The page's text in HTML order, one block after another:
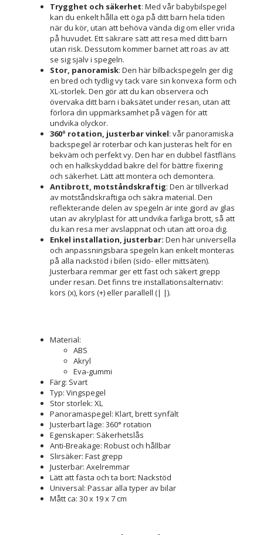
Trygghet och säkerhet: Med vår babybilspegel
kan du enkelt hålla ett öga på ditt barn hela tiden
när du kör, utan att behöva vända dig om eller vrida
på huvudet. Ett säkrare sätt att resa med ditt barn
utan risk. Dessutom kommer barnet att roas av att
se sig själv i spegeln.
Stor, panoramisk: Den här bilbackspegeln ger dig
en bred och tydlig vy tack vare sin konvexa form och
XL-storlek. Den gör att du kan observera och
övervaka ditt barn i baksätet under resan, utan att
förlora din uppmärksamhet på vägen för att
undvika olyckor.
360º rotation, justerbar vinkel: vår panoramiska
backspegel är roterbar och kan justeras helt för en
bekväm och perfekt vy. Den har en dubbel fästfläns
och en halkskyddad bakre del för bättre fixering
och säkerhet. Lätt att montera och demontera.
Antibrott, motståndskraftig: Den är tillverkad
av motståndskraftiga och säkra material. Den
reflekterande delen av spegeln är inte gjord av glas
utan av akrylplast för att undvika farliga brott, så att
du kan resa mer avslappnat och utan att oroa dig.
Enkel installation, justerbar: Den här universella
och anpassningsbara spegeln kan enkelt monteras
på alla nackstöd i bilen (sido- eller mittsäten).
Justerbara remmar ger ett fast och säkert grepp
under resan. Det finns tre installationsalternativ:
kors (x), kors (+) eller parallell (| |).
Material:
ABS
Akryl
Eva-gummi
Färg: Svart
Typ: Vingspegel
Stor storlek: XL
Panoramaspegel: Klart, brett synfält
Justerbart läge: 360° rotation
Egenskaper: Säkerhetslås
Anti-Breakage: Robust och hållbar
Slirsäker: Fast grepp
Justerbar: Axelremmar
Lätt att fästa och ta bort: Nackstöd
Universal: Passar alla typer av bilar
Mått ca: 30 x 19 x 7 cm